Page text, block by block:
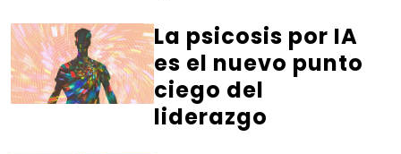
La psicosis por IA
es el nuevo punto
ciego del
liderazgo